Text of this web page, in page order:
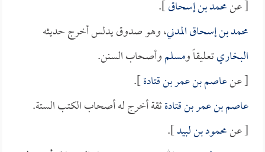
[ عنمحمد بن إسحاق].
محمد بن إسحاق المدني، وهو صدوق يدلس أخرج حديثه
البخاريتعليقاً ومسلموأصحاب السنن.
[ عنعاصم بن عمر بن قتادة].
عاصم بن عمر بن قتادةثقة أخرج له أصحاب الكتب الستة.
[ عنمحمود بن لبيد].